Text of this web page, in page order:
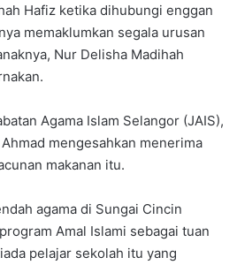
Hafiz ketika dihubungi enggan
memaklumkan segala urusan
Nur Delisha Madihah
Agama Islam Selangor (JAIS),
mengesahkan menerima
makanan itu.
agama di Sungai Cincin
Amal Islami sebagai tuan
pelajar sekolah itu yang